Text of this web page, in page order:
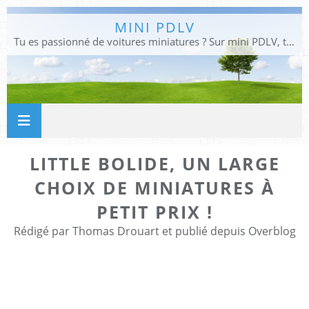
MINI PDLV
Tu es passionné de voitures miniatures ? Sur mini PDLV, tu trouveras les meilleurs bons plans pour acheter des voitures au 1:43, 1:18 ou 1:24. Tu pourras aussi découvrir des modèles de collection sous tous leurs angles. Pour ne rien louper de l'actualité des voitures miniatures, rejoins-nous !
LITTLE BOLIDE, UN LARGE
CHOIX DE MINIATURES À
PETIT PRIX !
Rédigé par Thomas Drouart et publié depuis Overblog